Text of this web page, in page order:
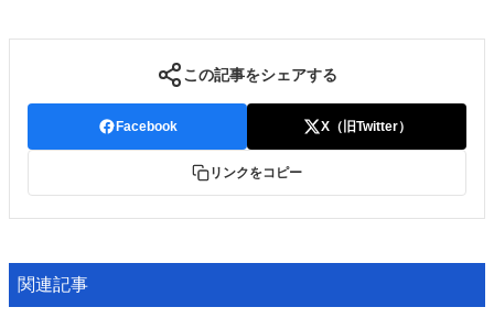
この記事をシェアする
Facebook X（旧Twitter）
リンクをコピー
関連記事